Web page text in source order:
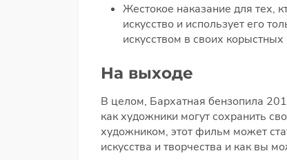
Жестокое наказание для тех,
искусство и использует его
искусством в своих
На выходе
В целом, Бархатная бензопила
как художники могут сохранить
художником, этот фильм может
искусства и творчества и как вы